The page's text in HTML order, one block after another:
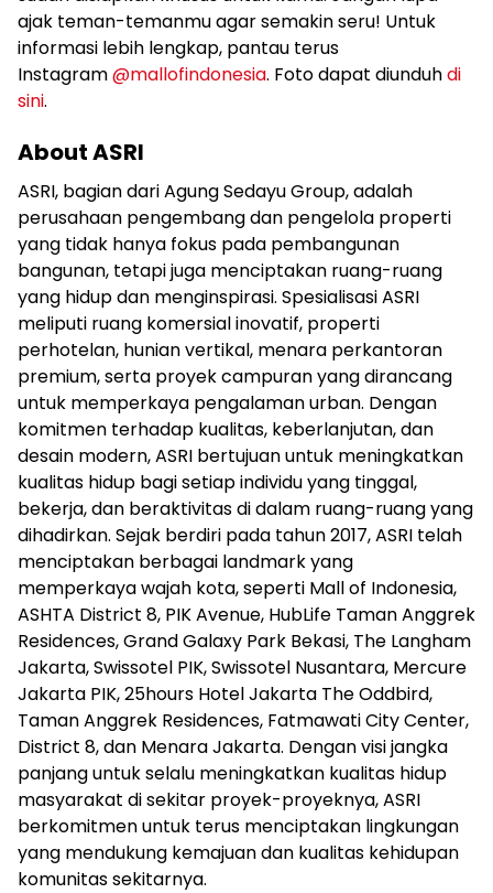
ajak teman-temanmu agar semakin seru! Untuk
informasi lebih lengkap, pantau terus
Instagram@mallofindonesia. Foto dapat diunduhdi
sini.
About ASRI
ASRI, bagian dari Agung Sedayu Group, adalah
perusahaan pengembang dan pengelola properti
yang tidak hanya fokus pada pembangunan
bangunan, tetapi juga menciptakan ruang-ruang
yang hidup dan menginspirasi. Spesialisasi ASRI
meliputi ruang komersial inovatif, properti
perhotelan, hunian vertikal, menara perkantoran
premium, serta proyek campuran yang dirancang
untuk memperkaya pengalaman urban. Dengan
komitmen terhadap kualitas, keberlanjutan, dan
desain modern, ASRI bertujuan untuk meningkatkan
kualitas hidup bagi setiap individu yang tinggal,
bekerja, dan beraktivitas di dalam ruang-ruang yang
dihadirkan. Sejak berdiri pada tahun 2017, ASRI telah
menciptakan berbagai landmark yang
memperkaya wajah kota, seperti Mall of Indonesia,
ASHTA District 8, PIK Avenue, HubLife Taman Anggrek
Residences, Grand Galaxy Park Bekasi, The Langham
Jakarta, Swissotel PIK, Swissotel Nusantara, Mercure
Jakarta PIK, 25hours Hotel Jakarta The Oddbird,
Taman Anggrek Residences, Fatmawati City Center,
District 8, dan Menara Jakarta. Dengan visi jangka
panjang untuk selalu meningkatkan kualitas hidup
masyarakat di sekitar proyek-proyeknya, ASRI
berkomitmen untuk terus menciptakan lingkungan
yang mendukung kemajuan dan kualitas kehidupan
komunitas sekitarnya.